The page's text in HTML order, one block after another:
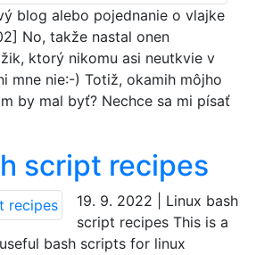
blog alebo pojednanie o vlajke
No, takže nastal onen
ktorý nikomu asi neutkvie v
mne nie:-) Totiž, okamih môjho
by mal byť? Nechce sa mi písať
script recipes
19. 9. 2022 | Linux bash
script recipes This is a
bash scripts for linux